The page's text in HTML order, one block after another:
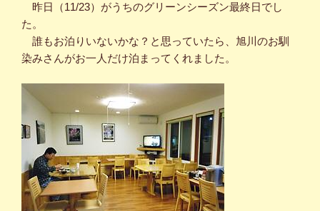
昨日（11/23）がうちのグリーンシーズン最終日でし
た。
誰もお泊りいないかな？と思っていたら、旭川のお馴
染みさんがお一人だけ泊まってくれました。